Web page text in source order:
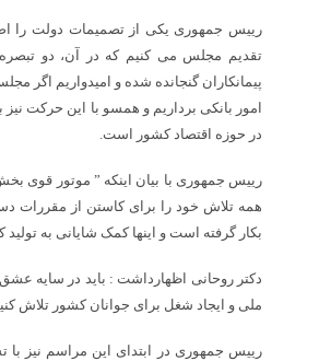
رییس جمهوری یکی از تصمیمات دولت را
تقدیم مجلس می کنیم که در آن، دو تبصره
پیمانکاران گنجانده شده و امیدواریم اگر
امور بانکی برداریم و همسو با این حرکت
در حوزه اقتصاد کشور است.
رییس جمهوری با بیان اینکه ” موتور قوی
همه تلاش خود را برای کاستن از مقررات
بکار گرفته است و اینها کمک شایانی به
دکتر روحانی اظهارداشت : باید در سایه
ملی و ایجاد شغل برای جوانان کشور تلاش
رییس جمهوری در ابتدای این مراسم نیز با